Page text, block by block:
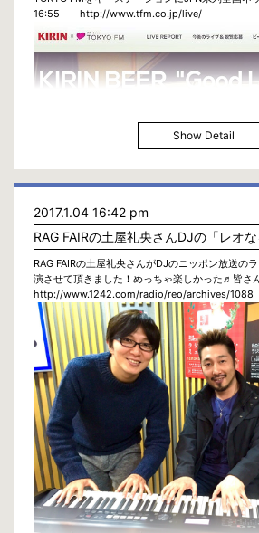
16:55 http://www.tfm.co.jp/live/
Show Detail
2017.1.04 16:42 pm
RAG FAIRの土屋礼央さんDJの「レオな
RAG FAIRの土屋礼央さんがDJのニッポン放送の
演させて頂きました！めっちゃ楽しかった♬皆さ
http://www.1242.com/radio/reo/archives/1088